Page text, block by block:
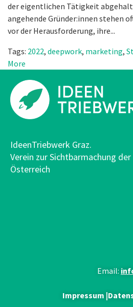
der eigentlichen Tätigkeit
angehende Gründer:innen stehen
vor der Herausforderung, ihre...
Tags: 2022, deepwork, marketing,
More
IdeenTriebwerk Graz.
Verein zur Sichtbarmachung
Österreich
Email:
Impressum |